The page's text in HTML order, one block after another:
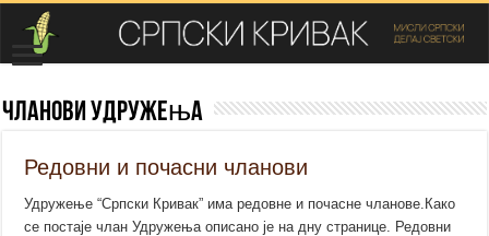
Чланови Удружења
Редовни и почасни чланови
Удружење “Српски Кривак” има редовне и почасне чланове.Како
се постаје члан Удружења описано је на дну странице. Редовни